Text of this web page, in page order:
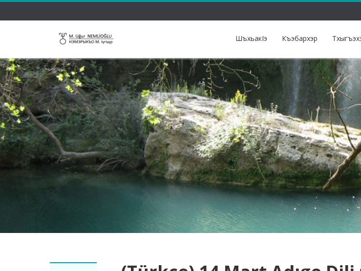
ШъхьакIэ Къэбархэр